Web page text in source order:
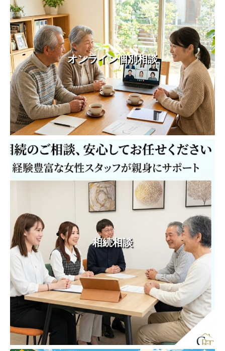
オンライン個別相談
相続相談